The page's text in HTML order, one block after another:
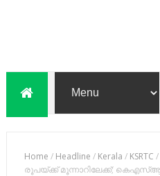
Home / Headline / Kerala / KSRTC /
രൂപയ്ക്ക് മൂന്നാറിലേക്ക്;